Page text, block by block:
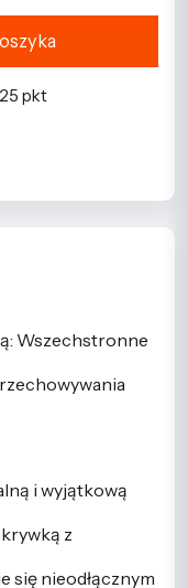
pkt
Wszechstronne
i wyjątkową
z
się nieodłącznym